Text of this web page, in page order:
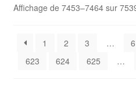
Paiements
Panier
Affichage de 7453–7464 sur
1 2 3 …
623
624 625 …